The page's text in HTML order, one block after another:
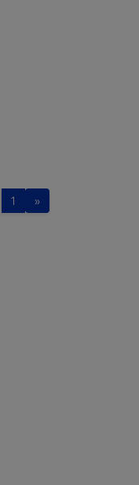
1 »